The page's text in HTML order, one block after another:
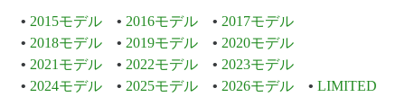
2015モデル 2016モデル
2017モデル
2018モデル
2019モデル
2020モデル
2021モデル
2022モデル
2023モデル
2024モデル
2025モデル 2026モデル LIMITED